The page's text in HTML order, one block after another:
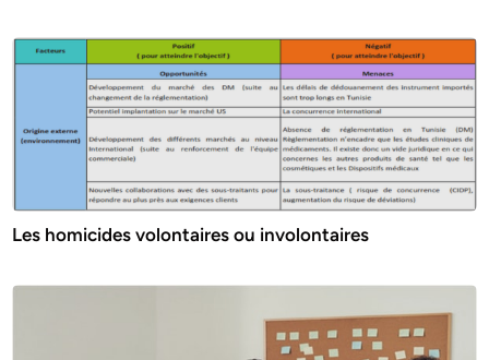
Les homicides volontaires ou involontaires